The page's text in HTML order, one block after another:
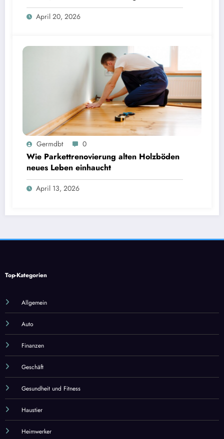
Menschen in Würde zu bewahren
April 20, 2026
Germdbt 0
Wie Parkettrenovierung alten Holzböden
neues Leben einhaucht
April 13, 2026
Top-Kategorien
Allgemein
Auto
Finanzen
Geschäft
Gesundheit und Fitness
Haustier
Heimwerker